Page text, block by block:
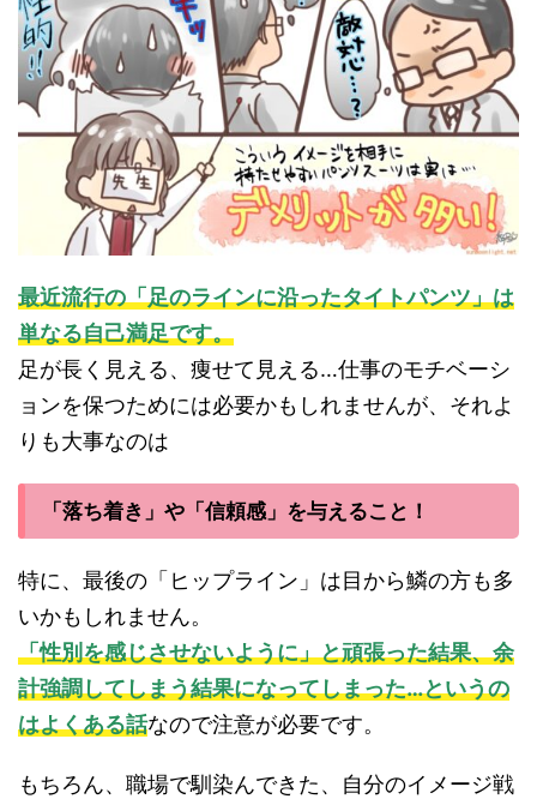
最近流行の「足のラインに沿ったタイトパンツ」は
単なる自己満足です。
足が長く見える、痩せて見える…仕事のモチベーシ
ョンを保つためには必要かもしれませんが、それよ
りも大事なのは
「落ち着き」や「信頼感」を与えること！
特に、最後の「ヒップライン」は目から鱗の方も多
いかもしれません。
「性別を感じさせないように」と頑張った結果、余
計強調してしまう結果になってしまった…というの
はよくある話なので注意が必要です。
もちろん、職場で馴染んできた、自分のイメージ戦